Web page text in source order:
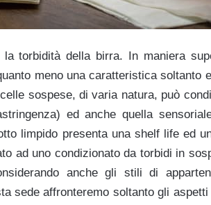
torbidità della birra. In maniera
meno una caratteristica soltanto
sospese, di varia natura, può
ed anche quella
limpido presenta una shelf life ed
ad uno condizionato da torbidi in
anche gli stili di
sede affronteremo soltanto gli